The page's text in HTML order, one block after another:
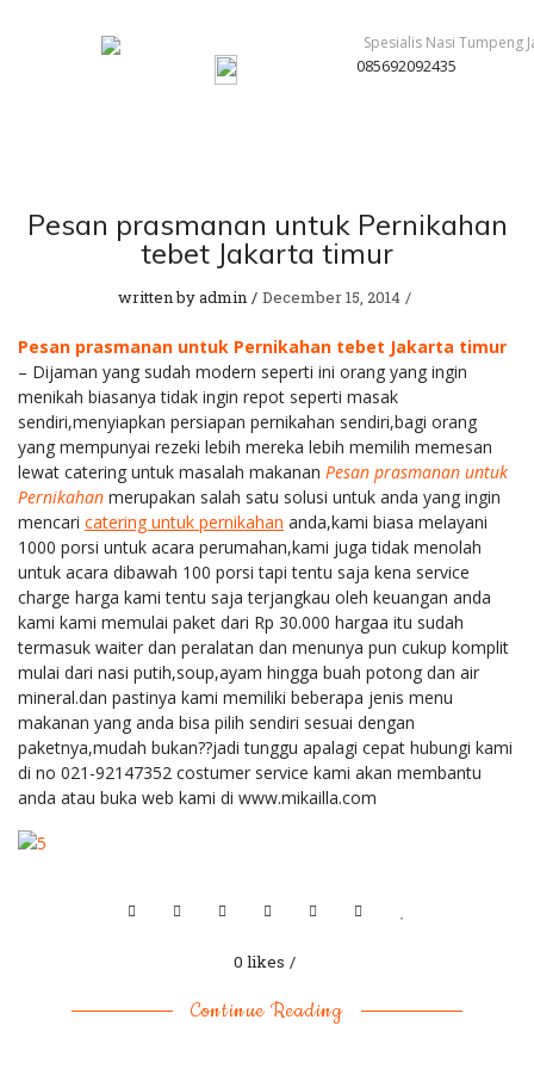
085692092435
Pesan prasmanan untuk Pernikahan
tebet Jakarta timur
written byadmin December 15, 2014
Pesan prasmanan untuk Pernikahan tebet Jakarta timur
– Dijaman yang sudah modern seperti ini orang yang ingin
menikah biasanya tidak ingin repot seperti masak
sendiri,menyiapkan persiapan pernikahan sendiri,bagi orang
yang mempunyai rezeki lebih mereka lebih memilih memesan
lewat catering untuk masalah makanan Pesan prasmanan untuk
Pernikahan merupakan salah satu solusi untuk anda yang ingin
mencari catering untuk pernikahan anda,kami biasa melayani
1000 porsi untuk acara perumahan,kami juga tidak menolah
untuk acara dibawah 100 porsi tapi tentu saja kena service
charge harga kami tentu saja terjangkau oleh keuangan anda
kami kami memulai paket dari Rp 30.000 hargaa itu sudah
termasuk waiter dan peralatan dan menunya pun cukup komplit
mulai dari nasi putih,soup,ayam hingga buah potong dan air
mineral.dan pastinya kami memiliki beberapa jenis menu
makanan yang anda bisa pilih sendiri sesuai dengan
paketnya,mudah bukan??jadi tunggu apalagi cepat hubungi kami
di no 021-92147352 costumer service kami akan membantu
anda atau buka web kami di www.mikailla.com
0 likes
Continue Reading